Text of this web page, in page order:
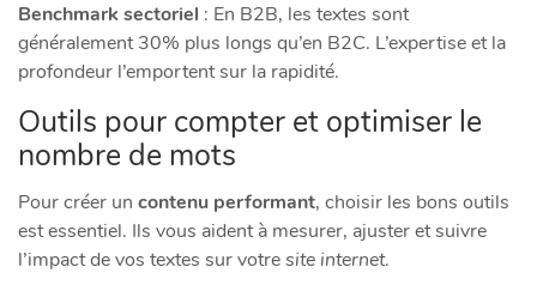
Benchmark sectoriel : En B2B, les textes sont
généralement 30% plus longs qu’en B2C. L’expertise et la
profondeur l’emportent sur la rapidité.
Outils pour compter et optimiser le
nombre de mots
Pour créer un contenu performant, choisir les bons outils
est essentiel. Ils vous aident à mesurer, ajuster et suivre
l’impact de vos textes sur votresite internet.